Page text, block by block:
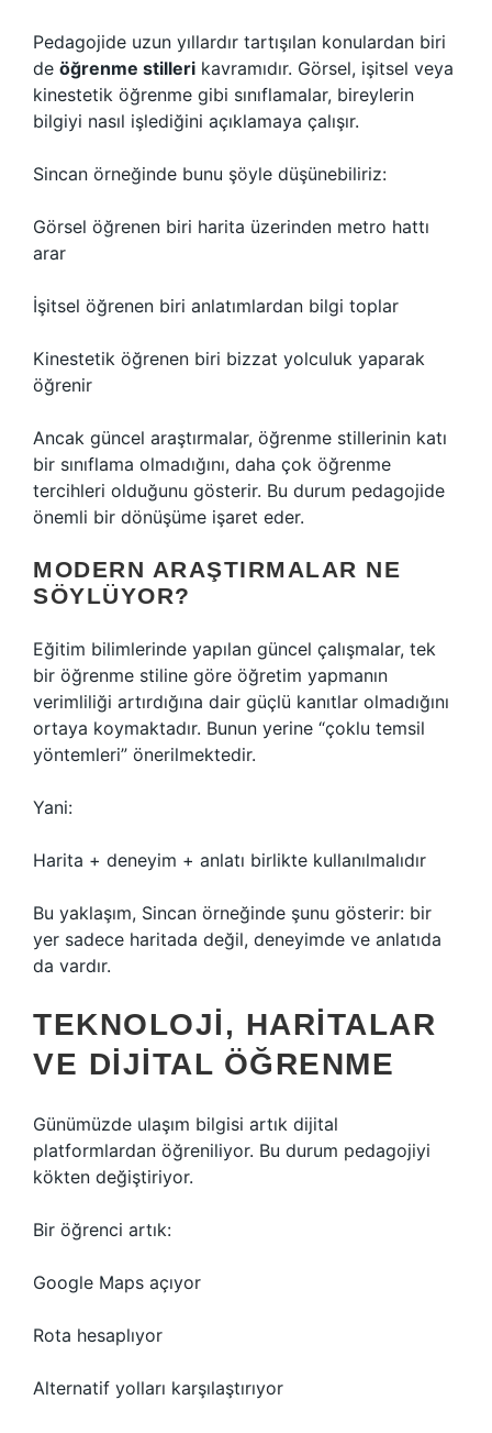
Pedagojide uzun yıllardır tartışılan konulardan biri
de öğrenme stilleri kavramıdır. Görsel, işitsel veya
kinestetik öğrenme gibi sınıflamalar, bireylerin
bilgiyi nasıl işlediğini açıklamaya çalışır.
Sincan örneğinde bunu şöyle düşünebiliriz:
Görsel öğrenen biri harita üzerinden metro hattı
arar
İşitsel öğrenen biri anlatımlardan bilgi toplar
Kinestetik öğrenen biri bizzat yolculuk yaparak
öğrenir
Ancak güncel araştırmalar, öğrenme stillerinin katı
bir sınıflama olmadığını, daha çok öğrenme
tercihleri olduğunu gösterir. Bu durum pedagojide
önemli bir dönüşüme işaret eder.
MODERN ARAŞTIRMALAR NE
SÖYLÜYOR?
Eğitim bilimlerinde yapılan güncel çalışmalar, tek
bir öğrenme stiline göre öğretim yapmanın
verimliliği artırdığına dair güçlü kanıtlar olmadığını
ortaya koymaktadır. Bunun yerine “çoklu temsil
yöntemleri” önerilmektedir.
Yani:
Harita + deneyim + anlatı birlikte kullanılmalıdır
Bu yaklaşım, Sincan örneğinde şunu gösterir: bir
yer sadece haritada değil, deneyimde ve anlatıda
da vardır.
TEKNOLOJI, HARITALAR
VE DIJITAL ÖĞRENME
Günümüzde ulaşım bilgisi artık dijital
platformlardan öğreniliyor. Bu durum pedagojiyi
kökten değiştiriyor.
Bir öğrenci artık:
Google Maps açıyor
Rota hesaplıyor
Alternatif yolları karşılaştırıyor